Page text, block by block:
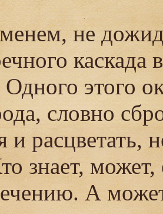
не
Одного этого
словно
и расцветать,
знает, может,
А